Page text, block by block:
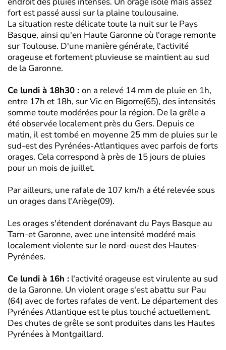
fort est passé aussi sur la plaine toulousaine.
La situation reste délicate toute la nuit sur le Pays
Basque, ainsi qu'en Haute Garonne où l'orage remonte
sur Toulouse. D'une manière générale, l'activité
orageuse et fortement pluvieuse se maintient au sud
de la Garonne.
Ce lundi à 18h30 : on a relevé 14 mm de pluie en 1h,
entre 17h et 18h, sur Vic en Bigorre(65), des intensités
somme toute modérées pour la région. De la grêle a
été observée localement près du Gers. Depuis ce
matin, il est tombé en moyenne 25 mm de pluies sur le
sud-est des Pyrénées-Atlantiques avec parfois de forts
orages. Cela correspond à près de 15 jours de pluies
pour un mois de juillet.
Par ailleurs, une rafale de 107 km/h a été relevée sous
un orages dans l'Ariège(09).
Les orages s'étendent dorénavant du Pays Basque au
Tarn-et Garonne, avec une intensité modéré mais
localement violente sur le nord-ouest des Hautes-
Pyrénées.
Ce lundi à 16h : l'activité orageuse est virulente au sud
de la Garonne. Un violent orage s'est abattu sur Pau
(64) avec de fortes rafales de vent. Le département des
Pyrénées Atlantique est le plus touché actuellement.
Des chutes de grêle se sont produites dans les Hautes
Pyrénées à Montgaillard.